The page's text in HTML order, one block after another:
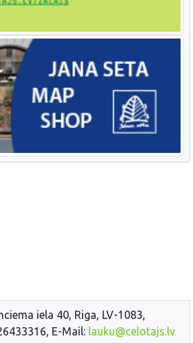
iela 40, Riga, LV-1083,
E-Mail: lauku@celotajs.lv